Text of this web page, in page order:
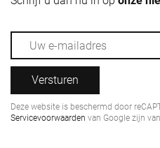
Versturen
Deze website is beschermd door
Servicevoorwaarden van Google zijn